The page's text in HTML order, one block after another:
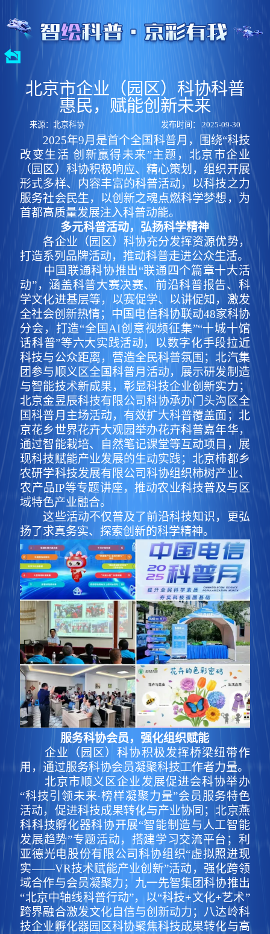
北京市企业（园区）科协科普
惠民，赋能创新未来
来源：北京科协 发布时间： 2025-09-30
2025年9月是首个全国科普月，围绕“科技
改变生活 创新赢得未来”主题，北京市企业
（园区）科协积极响应、精心策划，组织开展
形式多样、内容丰富的科普活动，以科技之力
服务社会民生，以创新之魂点燃科学梦想，为
首都高质量发展注入科普动能。
多元科普活动，弘扬科学精神
各企业（园区）科协充分发挥资源优势，
打造系列品牌活动，推动科普走进公众生活。
中国联通科协推出“联通四个篇章十大活
动”，涵盖科普大赛决赛、前沿科普报告、科
学文化进基层等，以赛促学、以讲促知，激发
全社会创新热情；中国电信科协联动48家科协
分会，打造“全国AI创意视频征集”“十城十馆
话科普”等六大实践活动，以数字化手段拉近
科技与公众距离，营造全民科普氛围；北汽集
团参与顺义区全国科普月活动，展示研发制造
与智能技术新成果，彰显科技企业创新实力；
北京金昱辰科技有限公司科协承办门头沟区全
国科普月主场活动，有效扩大科普覆盖面；北
京花乡世界花卉大观园举办花卉科普嘉年华，
通过智能栽培、自然笔记课堂等互动项目，展
现科技赋能产业发展的生动实践；北京柿都乡
农研学科技发展有限公司科协组织柿树产业、
农产品IP等专题讲座，推动农业科技普及与区
域特色产业融合。
这些活动不仅普及了前沿科技知识，更弘
扬了求真务实、探索创新的科学精神。
服务科协会员，强化组织赋能
企业（园区）科协积极发挥桥梁纽带作
用，通过服务科协会员凝聚科技工作者力量。
北京市顺义区企业发展促进会科协举办
“科技引领未来·榜样凝聚力量”会员服务特色
活动，促进科技成果转化与产业协同；北京燕
科科技孵化器科协开展“智能制造与人工智能
发展趋势”专题活动，搭建学习交流平台；利
亚德光电股份有限公司科协组织“虚拟照进现
实——VR技术赋能产业创新”活动，强化跨领
域合作与会员凝聚力；九一先智集团科协推出
“北京中轴线科普行动”，以“科技+文化+艺术”
跨界融合激发文化自信与创新动力；八达岭科
技企业孵化器园区科协聚焦科技成果转化与高